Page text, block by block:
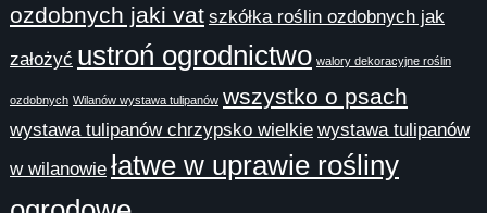
ozdobnych jaki vat szkółka roślin ozdobnych jak
założyć ustroń ogrodnictwo walory dekoracyjne roślin
ozdobnych Wilanów wystawa tulipanów wszystko o psach
wystawa tulipanów chrzypsko wielkie wystawa tulipanów
w wilanowie łatwe w uprawie rośliny